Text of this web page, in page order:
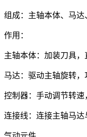
组成：主轴本体、马达
作用：
主轴本体：加装刀具
马达：驱动主轴旋转，
控制器：手动调节转速
连接线：连接主轴马达